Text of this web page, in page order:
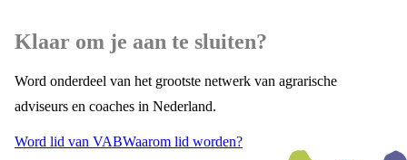
Klaar om je aan te sluiten?
Word onderdeel van het grootste netwerk van agrarische
adviseurs en coaches in Nederland.
Word lid van VABWaarom lid worden?